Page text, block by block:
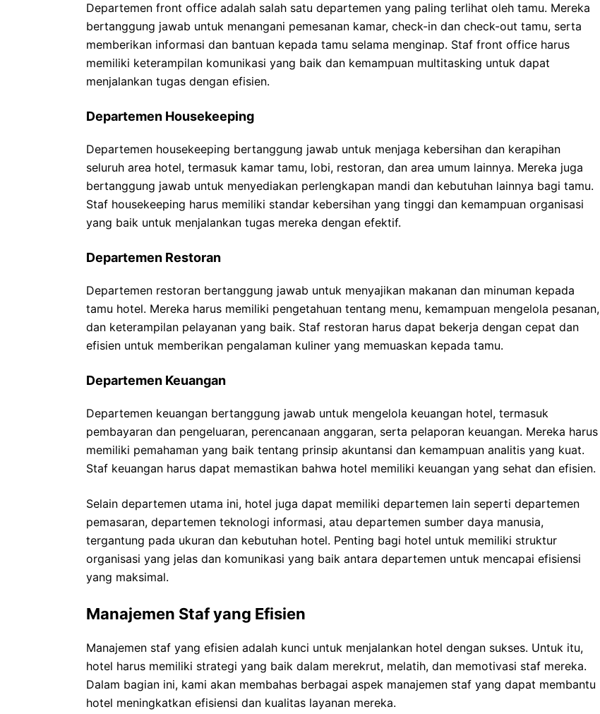
Departemen front office adalah salah satu departemen yang paling terlihat oleh tamu. Mereka
bertanggung jawab untuk menangani pemesanan kamar, check-in dan check-out tamu, serta
memberikan informasi dan bantuan kepada tamu selama menginap. Staf front office harus
memiliki keterampilan komunikasi yang baik dan kemampuan multitasking untuk dapat
menjalankan tugas dengan efisien.
Departemen Housekeeping
Departemen housekeeping bertanggung jawab untuk menjaga kebersihan dan kerapihan
seluruh area hotel, termasuk kamar tamu, lobi, restoran, dan area umum lainnya. Mereka juga
bertanggung jawab untuk menyediakan perlengkapan mandi dan kebutuhan lainnya bagi tamu.
Staf housekeeping harus memiliki standar kebersihan yang tinggi dan kemampuan organisasi
yang baik untuk menjalankan tugas mereka dengan efektif.
Departemen Restoran
Departemen restoran bertanggung jawab untuk menyajikan makanan dan minuman kepada
tamu hotel. Mereka harus memiliki pengetahuan tentang menu, kemampuan mengelola pesanan,
dan keterampilan pelayanan yang baik. Staf restoran harus dapat bekerja dengan cepat dan
efisien untuk memberikan pengalaman kuliner yang memuaskan kepada tamu.
Departemen Keuangan
Departemen keuangan bertanggung jawab untuk mengelola keuangan hotel, termasuk
pembayaran dan pengeluaran, perencanaan anggaran, serta pelaporan keuangan. Mereka harus
memiliki pemahaman yang baik tentang prinsip akuntansi dan kemampuan analitis yang kuat.
Staf keuangan harus dapat memastikan bahwa hotel memiliki keuangan yang sehat dan efisien.
Selain departemen utama ini, hotel juga dapat memiliki departemen lain seperti departemen
pemasaran, departemen teknologi informasi, atau departemen sumber daya manusia,
tergantung pada ukuran dan kebutuhan hotel. Penting bagi hotel untuk memiliki struktur
organisasi yang jelas dan komunikasi yang baik antara departemen untuk mencapai efisiensi
yang maksimal.
Manajemen Staf yang Efisien
Manajemen staf yang efisien adalah kunci untuk menjalankan hotel dengan sukses. Untuk itu,
hotel harus memiliki strategi yang baik dalam merekrut, melatih, dan memotivasi staf mereka.
Dalam bagian ini, kami akan membahas berbagai aspek manajemen staf yang dapat membantu
hotel meningkatkan efisiensi dan kualitas layanan mereka.